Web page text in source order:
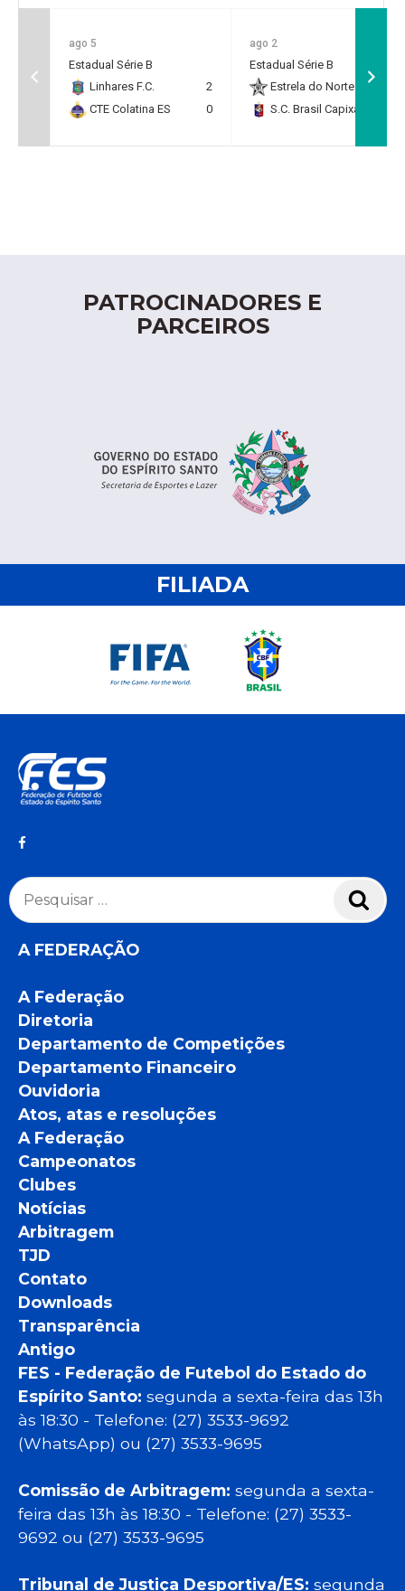
ago 5
Estadual Série B
Linhares F.C.
2
CTE Colatina ES
0
ago 2
Estadual Série B
Estrela do Norte F.C.
S.C. Brasil Capixaba
PATROCINADORES E
PARCEIROS
FILIADA
Pesquisar
por:
A FEDERAÇÃO
A Federação
Diretoria
Departamento de Competições
Departamento Financeiro
Ouvidoria
Atos, atas e resoluções
A Federação
Campeonatos
Clubes
Notícias
Arbitragem
TJD
Contato
Downloads
Transparência
Antigo
FES - Federação de Futebol do Estado do
Espírito Santo: segunda a sexta-feira das 13h
às 18:30 - Telefone: (27) 3533-9692
(WhatsApp) ou (27) 3533-9695
Comissão de Arbitragem: segunda a sexta-
feira das 13h às 18:30 - Telefone: (27) 3533-
9692 ou (27) 3533-9695
Tribunal de Justiça Desportiva/ES: segunda